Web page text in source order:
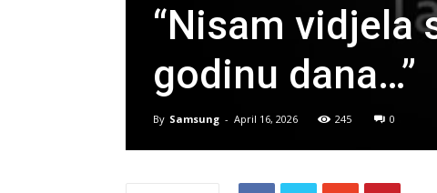
“Nisam vidjela
godinu dana…”
By Samsung - April 16, 2026 245 0